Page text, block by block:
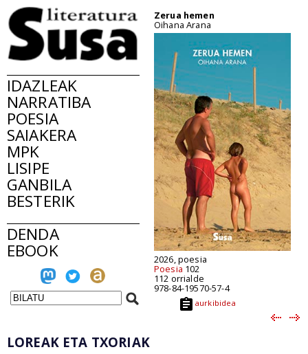
IDAZLEAK
NARRATIBA
POESIA
SAIAKERA
MPK
LISIPE
GANBILA
BESTERIK
DENDA
EBOOK
Zerua hemen
Oihana Arana
2026, poesia
Poesia 102
112 orrialde
978-84-19570-57-4
aurkibidea
LOREAK ETA TXORIAK